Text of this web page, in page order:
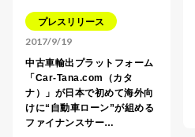
プレスリリース
2017/9/19
中古車輸出プラットフォーム
「Car-Tana.com（カタ
ナ）」が日本で初めて海外向
けに“自動車ローン”が組める
ファイナンスサー…